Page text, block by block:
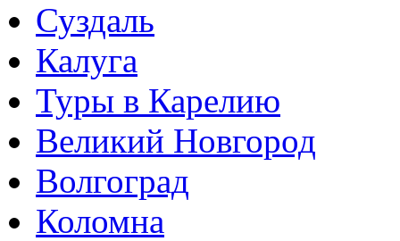
Суздаль
Калуга
Туры в Карелию
Великий Новгород
Волгоград
Коломна